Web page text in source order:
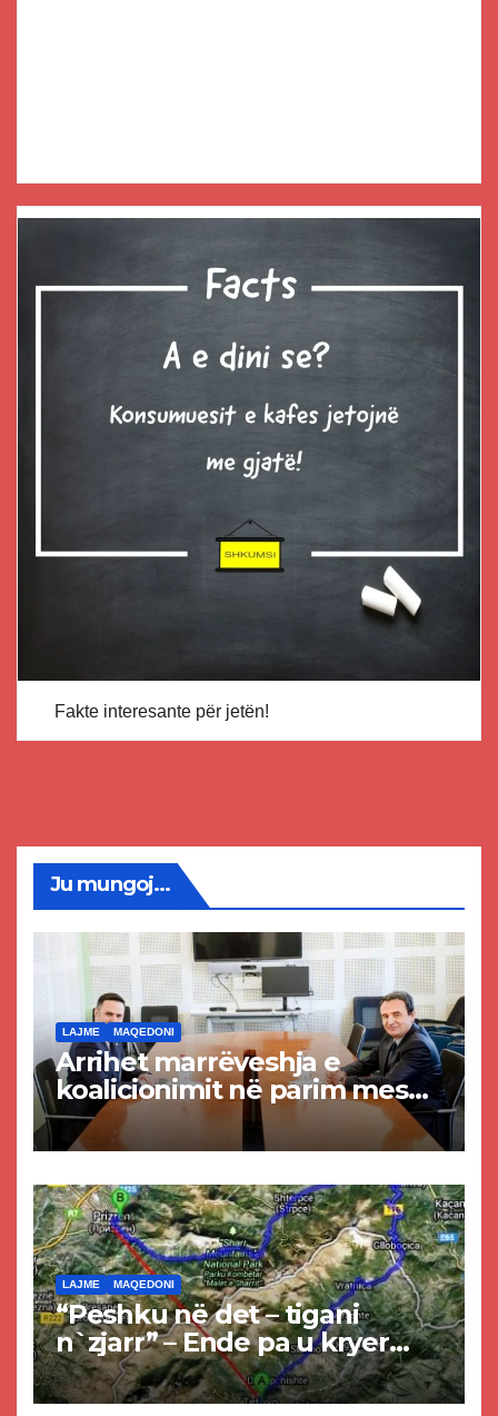
Fakte interesante për jetën!
Ju mungoj...
LAJME MAQEDONI
Arrihet marrëveshja e
koalicionimit në parim mes
Kurtit dhe Abdixhikut
LAJME MAQEDONI
“Peshku në det – tigani
n`zjarr” – Ende pa u kryer
projekti i tunelit, komuna e
Tetovës nis punimet për